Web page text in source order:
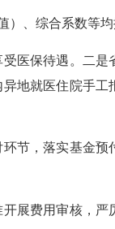
、综合系数等均
医保待遇。二是
地就医住院手工
节，落实基金预
展费用审核，严